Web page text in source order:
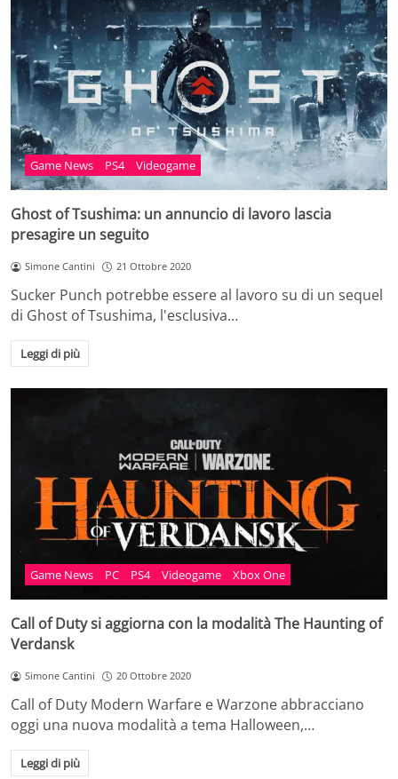
Game News PS4 Videogame
Ghost of Tsushima: un annuncio di lavoro lascia
presagire un seguito
Simone Cantini 21 Ottobre 2020
Sucker Punch potrebbe essere al lavoro su di un sequel
di Ghost of Tsushima, l'esclusiva…
Leggi di più
Game News PC PS4 Videogame Xbox One
Call of Duty si aggiorna con la modalità The Haunting of
Verdansk
Simone Cantini 20 Ottobre 2020
Call of Duty Modern Warfare e Warzone abbracciano
oggi una nuova modalità a tema Halloween,…
Leggi di più